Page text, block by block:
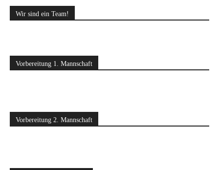
Wir sind ein Team!
Vorbereitung 1. Mannschaft
Vorbereitung 2. Mannschaft